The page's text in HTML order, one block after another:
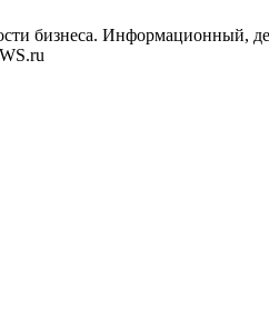
бизнеса. Информационный,